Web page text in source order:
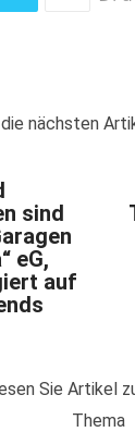
nächsten
sind
eG,
auf
Sie Artikel
Thema